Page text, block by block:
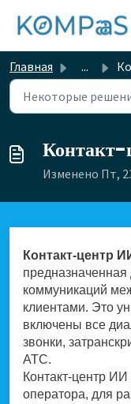
Главная ...
Изменено Пт,
Контакт-центр
коммуникаций
клиентами. Это
включены все
звонки,
АТС.
Контакт-центр
оператора, для